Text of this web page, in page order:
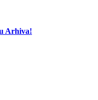
Arhiva!